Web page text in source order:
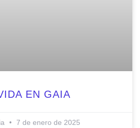
EN GAIA
7 de enero de 2025